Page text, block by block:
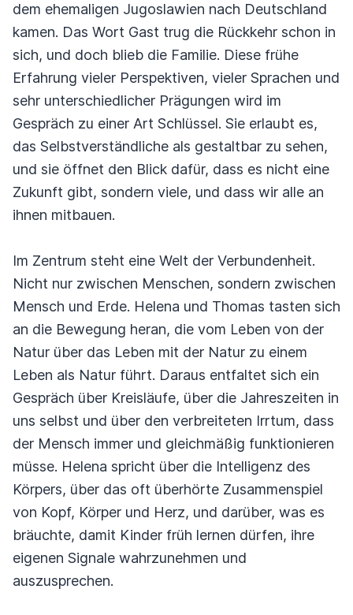
dem ehemaligen Jugoslawien nach Deutschland
kamen. Das Wort Gast trug die Rückkehr schon in
sich, und doch blieb die Familie. Diese frühe
Erfahrung vieler Perspektiven, vieler Sprachen und
sehr unterschiedlicher Prägungen wird im
Gespräch zu einer Art Schlüssel. Sie erlaubt es,
das Selbstverständliche als gestaltbar zu sehen,
und sie öffnet den Blick dafür, dass es nicht eine
Zukunft gibt, sondern viele, und dass wir alle an
ihnen mitbauen.
Im Zentrum steht eine Welt der Verbundenheit.
Nicht nur zwischen Menschen, sondern zwischen
Mensch und Erde. Helena und Thomas tasten sich
an die Bewegung heran, die vom Leben von der
Natur über das Leben mit der Natur zu einem
Leben als Natur führt. Daraus entfaltet sich ein
Gespräch über Kreisläufe, über die Jahreszeiten in
uns selbst und über den verbreiteten Irrtum, dass
der Mensch immer und gleichmäßig funktionieren
müsse. Helena spricht über die Intelligenz des
Körpers, über das oft überhörte Zusammenspiel
von Kopf, Körper und Herz, und darüber, was es
bräuchte, damit Kinder früh lernen dürfen, ihre
eigenen Signale wahrzunehmen und
auszusprechen.